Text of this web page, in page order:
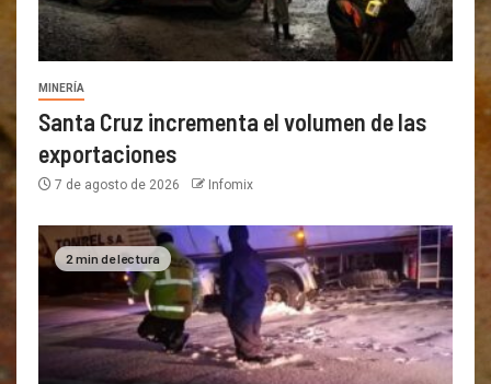
MINERÍA
Santa Cruz incrementa el volumen de las
exportaciones
7 de agosto de 2026 Infomix
2 min de lectura